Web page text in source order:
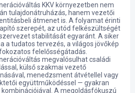
KKV környezetben nem
tulajdonátruházás, hanem vezetői
átmenet is. A folyamat érinti
szerepét, az utód felkészültségét
stabilitását egyaránt. A siker
a tudatos tervezés, a világos jövőkép
felelősségátadás.
megvalósulhat családi
külső szakmai vezető
menedzsment átvétellel vagy
együttműködéssel — gyakran
kombinációjával. A megoldásfókuszú